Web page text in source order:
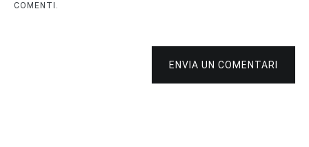
COMENTI.
ENVIA UN COMENTARI